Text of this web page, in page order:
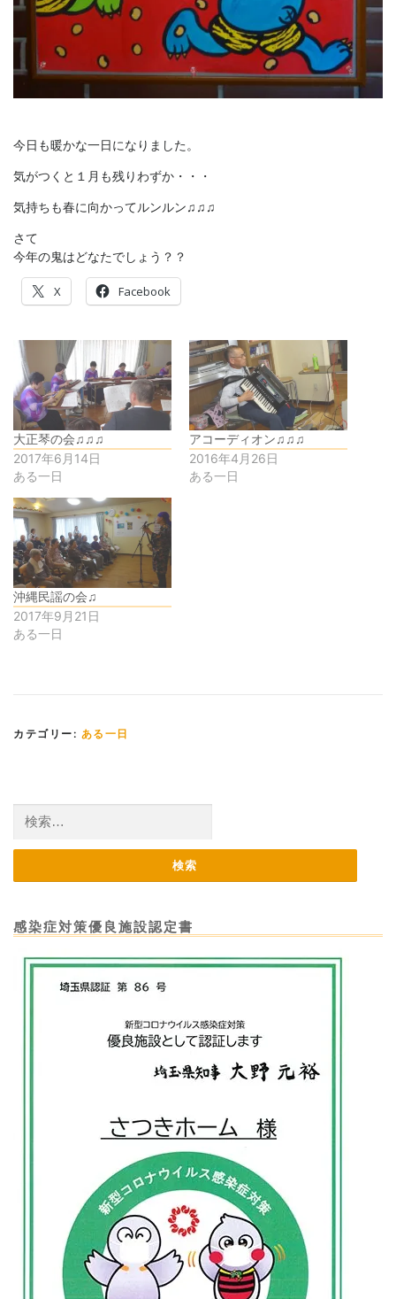
今日も暖かな一日になりました。
気がつくと１月も残りわずか・・・
気持ちも春に向かってルンルン♫♫♫
さて
今年の鬼はどなたでしょう？？
X Facebook
大正琴の会♫♫♫
2017年6月14日
ある一日
アコーディオン♫♫♫
2016年4月26日
ある一日
沖縄民謡の会♫
2017年9月21日
ある一日
カテゴリー: ある一日
索:
感染症対策優良施設認定書